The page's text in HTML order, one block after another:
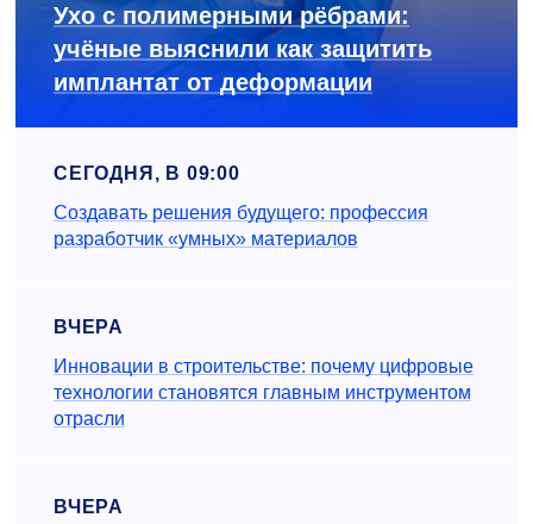
Ухо с полимерными рёбрами:
учёные выяснили как защитить
имплантат от деформации
СЕГОДНЯ, В 09:00
Создавать решения будущего: профессия
разработчик «умных» материалов
ВЧЕРА
Инновации в строительстве: почему цифровые
технологии становятся главным инструментом
отрасли
ВЧЕРА